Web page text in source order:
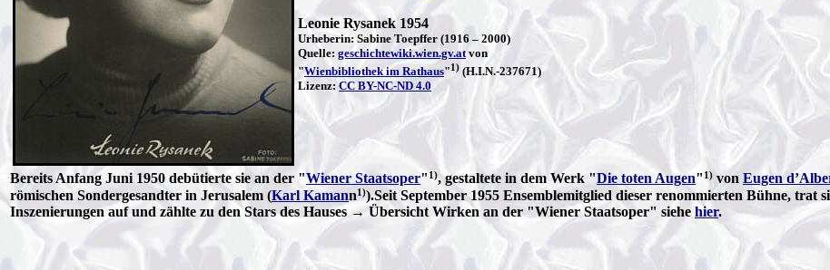
Leonie Rysanek 1954
Urheberin: Sabine Toepffer (1916 – 2000)
Quelle: geschichtewiki.wien.gv.atvon
"Wienbibliothek im Rathaus"1) (H.I.N.-237671)
Lizenz:CC BY-NC-ND 4.0
Bereits Anfang Juni 1950 debütierte sie an der "Wiener Staatsoper"1), gestaltete in dem Werk "Die toten Augen" 1) von Eugen
römischen Sondergesandter in Jerusalem (Karl Kamann1)).Seit September 1955 Ensemblemitglied dieser renommierten Bühne, trat
Inszenierungen auf und zählte zu den Stars des Hauses → Übersicht Wirken an der "Wiener Staatsoper" siehe hier.